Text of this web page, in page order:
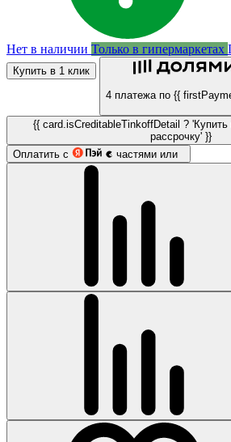
Нет в наличии Только в гипермаркетах
Купить в 1 клик
4 платежа по {{
{{ card.isCreditableTinkoffDetail ? 'Купить
рассрочку' }}
Оплатить с
частями или